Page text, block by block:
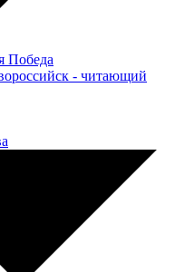
Победа
- читающий